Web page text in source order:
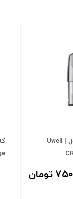
کارتریج پاد کروات یوول | Uwell